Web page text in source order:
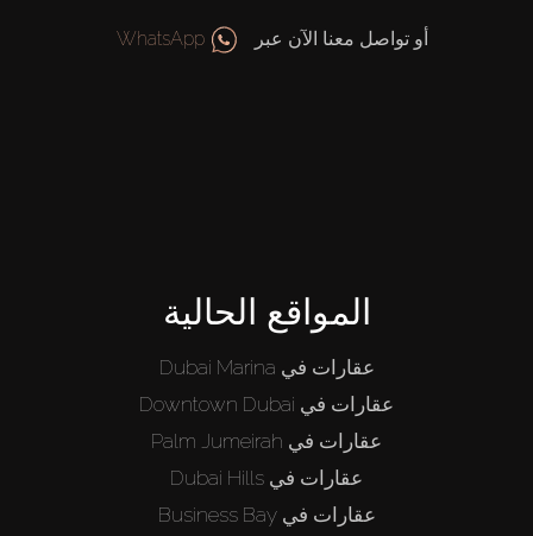
أو تواصل معنا الآن عبر WhatsApp
المواقع الحالية
عقارات في Dubai Marina
عقارات في Downtown Dubai
عقارات في Palm Jumeirah
عقارات في Dubai Hills
عقارات في Business Bay